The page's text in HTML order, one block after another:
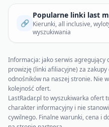
🔗
Popularne linki last
Kierunki, all inclusive,
wyszukiwania
Informacja: jako serwis
prowizję (linki afiliacyjne) za
odnośników na naszej stronie. Nie
kolejność ofert.
LastRadar.pl to wyszukiwarka ofert
charakter informacyjny i nie
cywilnego. Finalne warunki, cena i